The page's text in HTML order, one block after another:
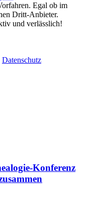
Egal ob im
Dritt-Anbieter.
und verlässlich!
Datenschutz
Konferenz